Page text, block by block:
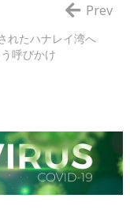
れたハナレイ湾へ
呼びかけ
Prev